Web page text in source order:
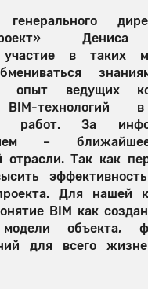
участие в таких
опыт ведущих
технологий
работ. За
–
отрасли. Так как
Для нашей
BIM как
объекта,
для всего